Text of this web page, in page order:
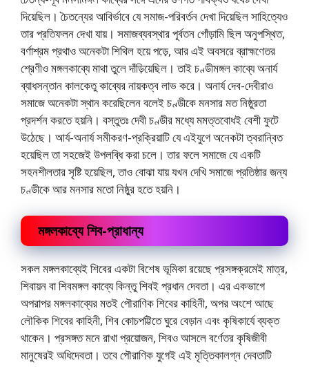
দিয়েছিল। চৈতন্যের আবির্ভাবে যে সমাজ-পরিবর্তন দেখা দিয়েছিল সাহিত্যেও
তার প্রতিফলন দেখা যায়। সমাজব্যবস্থার পূর্বতন গোঁড়ামি ছিল অনুপস্থিত,
বর্ণাশ্রম প্রথাও অনেকটা শিথিল হয়ে পড়ে, আর এই অবসরে ব্রাহ্মণেতর
শ্রেণীও মঙ্গলকাব্যে মাথা তুলে দাঁড়িয়েছিল। তাই চণ্ডীমঙ্গল কাব্যে অনার্য
ব্যাধসন্তান কালকেতু কাব্যের নায়কত্ব লাভ করে। অনার্য দেব-দেবীরাও
সমাজে অনেকটা স্থান করেছিলেন বলেই চণ্ডীকে মনসার মত নিষ্ঠুরতা
প্রদর্শন করতে হয়নি। বস্তুতঃ দেবী চণ্ডীর মধ্যে মমত্তবােধই বেশী ফুটে
উঠেছে। আর্য-অনার্য সমীকরণ-প্রক্রিয়াটি যে এইযুগে অনেকটা ত্বরান্বিত
হয়েছিল তা সহজেই উপলব্ধি করা চলে। তার ফলে সমাজে যে একটি
সহনশীলতার সৃষ্টি হয়েছিল, তাও বােঝা যায় যখন দেখি সমাজে প্রতিষ্ঠার জন্য
চণ্ডীকে আর মনসার মতাে নিষ্ঠুর হতে হয়নি।
মঙ্গলকাব্যে শিব-প্রাধান্য
সকল মঙ্গলকাব্যেই শিবের একটা বিশেষ ভূমিকা রয়েছে প্রসঙ্গক্রমেই মাত্র,
শিবায়ন বা শিবমঙ্গল কাব্যে কিন্তু শিবই প্রধান দেবতা। এর একভাগে
অপরাপর মঙ্গলকাব্যের মতই পৌরাণিক শিবের কাহিনী, অপর অংশে আছে
লৌকিক শিবের কাহিনী, শিব কোচপট্টিতে ঘুরে বেড়ান এবং কৃষিকার্যে ব্যক্ত
থাকেন। প্রসঙ্গত মনে রাখা প্রয়ােজন, শিবও আসলে বর্ণেতর কৃষিজীবী
মানুষেরই অধিদেবতা। তবে পৌরাণিক যুগেই এই মৃত্তিকালগ্ন দেবতাটি